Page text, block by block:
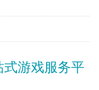
游戏服务平